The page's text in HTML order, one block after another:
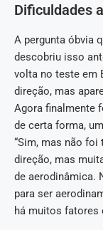
Dificuldades
A pergunta óbvia
descobriu isso
volta no teste em
direção, mas
Agora finalmente
de certa forma,
“Sim, mas não
direção, mas
de aerodinâmica.
para ser
há muitos fatores